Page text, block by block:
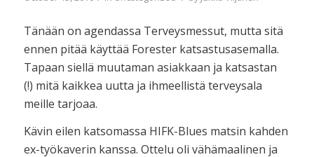
Tänään on agendassa Terveysmessut, mutta sitä
ennen pitää käyttää Forester katsastusasemalla.
Tapaan siellä muutaman asiakkaan ja katsastan
(!) mitä kaikkea uutta ja ihmeellistä terveysala
meille tarjoaa.
Kävin eilen katsomassa HIFK-Blues matsin kahden
ex-työkaverin kanssa. Ottelu oli vähämaalinen ja